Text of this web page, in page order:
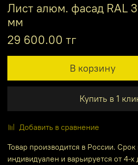
Лист алюм. фасад RAL
мм
29 600.00 тг
В корзину
Купить в 1
Добавить в сравнение
Товар производится в России. Срок
индивидуален и варьируется от 4-